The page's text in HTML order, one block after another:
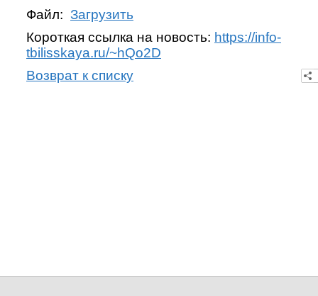
Файл: Загрузить
Короткая ссылка на новость: https://info-
tbilisskaya.ru/~hQo2D
Возврат к списку